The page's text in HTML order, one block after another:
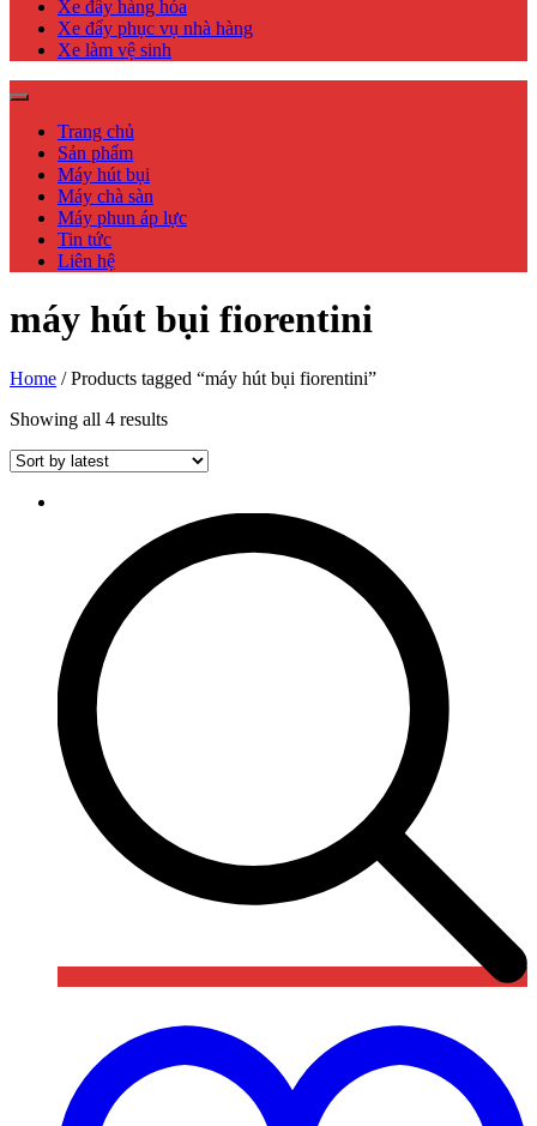
Xe đẩy hàng hóa
Xe đẩy phục vụ nhà hàng
Xe làm vệ sinh
Trang chủ
Sản phẩm
Máy hút bụi
Máy chà sàn
Máy phun áp lực
Tin tức
Liên hệ
máy hút bụi fiorentini
Home / Products tagged “máy hút bụi fiorentini”
Showing all 4 results